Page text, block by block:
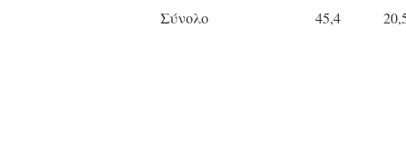
Σύνολο 45,4